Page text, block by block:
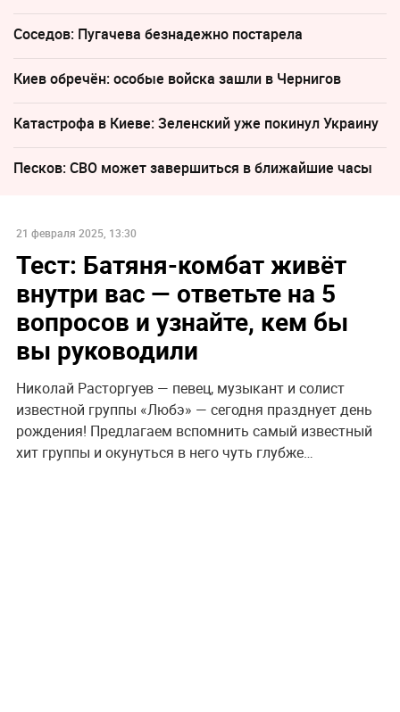
Соседов: Пугачева безнадежно постарела
Киев обречён: особые войска зашли в Чернигов
Катастрофа в Киеве: Зеленский уже покинул Украину
Песков: СВО может завершиться в ближайшие часы
21 февраля 2025, 13:30
Тест: Батяня-комбат живёт
внутри вас — ответьте на 5
вопросов и узнайте, кем бы
вы руководили
Николай Расторгуев — певец, музыкант и солист
известной группы «Любэ» — сегодня празднует день
рождения! Предлагаем вспомнить самый известный
хит группы и окунуться в него чуть глубже…